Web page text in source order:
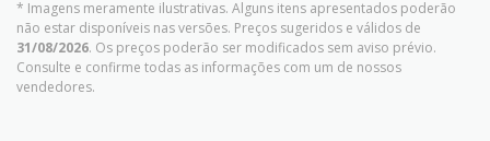
* Imagens meramente ilustrativas. Alguns itens apresentados poderão
não estar disponíveis nas versões. Preços sugeridos e válidos de
31/08/2026. Os preços poderão ser modificados sem aviso prévio.
Consulte e confirme todas as informações com um de nossos
vendedores.